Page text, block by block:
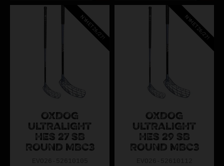
OXDOG
ULTRALIGHT
HES 27 SB
ROUND MBC3
NYHET 26/27!
OXDOG
ULTRALIGHT
HES 29 SB
ROUND MBC3
NYHET 26/27!